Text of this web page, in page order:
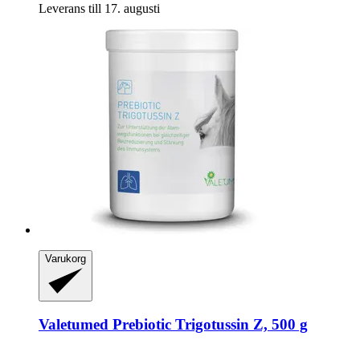
Leverans till 17. augusti
Varukorg
Valetumed Prebiotic Trigotussin Z, 500 g